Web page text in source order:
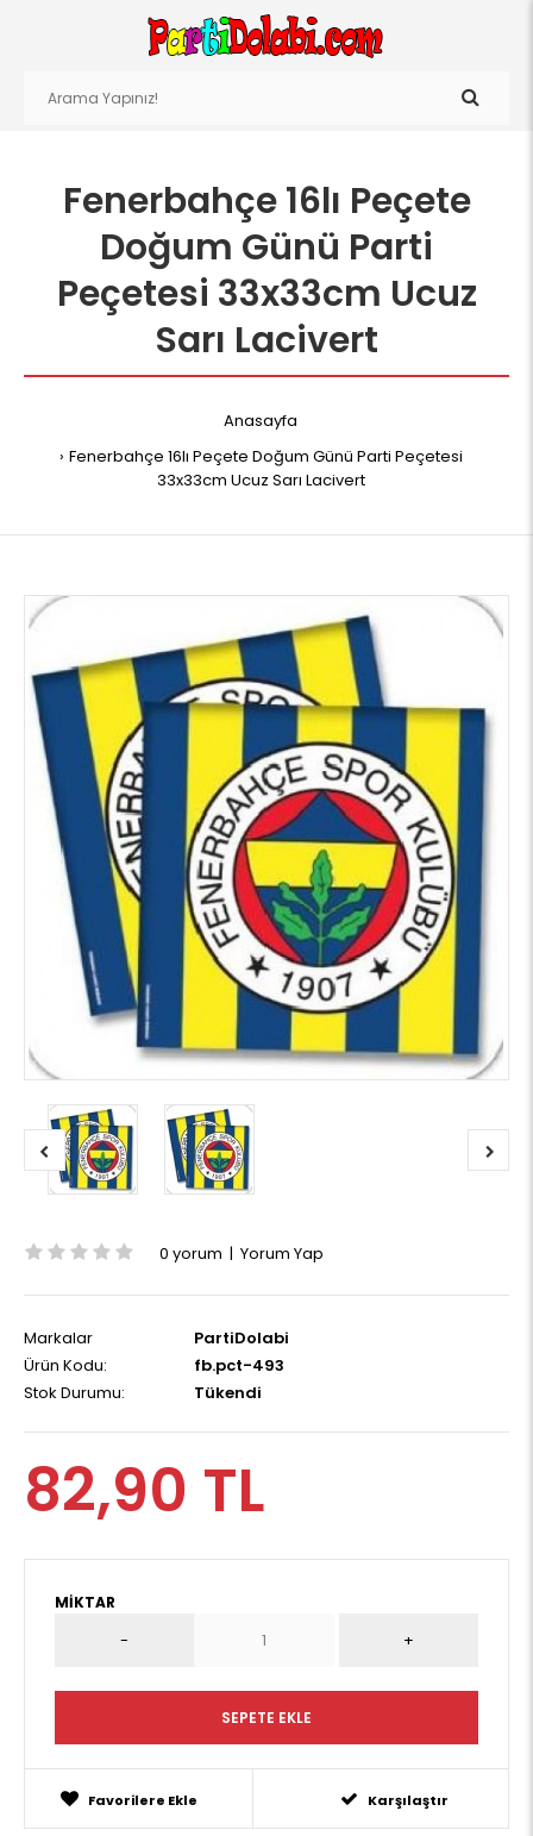
Fenerbahçe 16lı Peçete
Doğum Günü Parti
Peçetesi 33x33cm Ucuz
Sarı Lacivert
Anasayfa
Fenerbahçe 16lı Peçete Doğum Günü Parti Peçetesi
33x33cm Ucuz Sarı Lacivert
0 yorum | Yorum Yap
Markalar
PartiDolabi
Ürün Kodu:
fb.pct-493
Stok Durumu:
Tükendi
82,90 TL
MIKTAR
Favorilere Ekle Karşılaştır